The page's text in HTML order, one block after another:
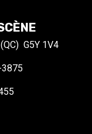
G5Y 1V4